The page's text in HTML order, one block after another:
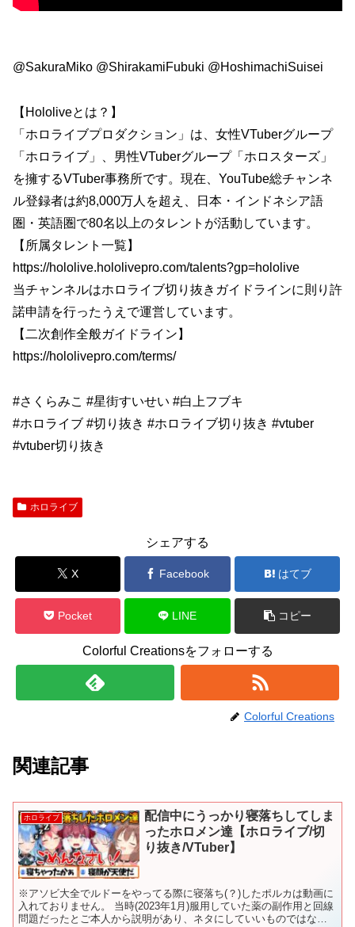
@SakuraMiko @ShirakamiFubuki @HoshimachiSuisei
【Hololiveとは？】
「ホロライブプロダクション」は、女性VTuberグループ
「ホロライブ」、男性VTuberグループ「ホロスターズ」
を擁するVTuber事務所です。現在、YouTube総チャンネ
ル登録者は約8,000万人を超え、日本・インドネシア語
圏・英語圏で80名以上のタレントが活動しています。
【所属タレント一覧】
https://hololive.hololivepro.com/talents?gp=hololive
当チャンネルはホロライブ切り抜きガイドラインに則り許
諾申請を行ったうえで運営しています。
【二次創作全般ガイドライン】
https://hololivepro.com/terms/
#さくらみこ #星街すいせい #白上フブキ
#ホロライブ #切り抜き #ホロライブ切り抜き #vtuber
#vtuber切り抜き
ホロライブ
シェアする
X Facebook はてブ
Pocket LINE コピー
Colorful Creationsをフォローする
Colorful Creations
関連記事
ホロライブ
配信中にうっかり寝落ちしてしま
ったホロメン達【ホロライブ/切
り抜き/VTuber】
※アソビ大全でルドーをやってる際に寝落ち(？)したポルカは動画に
入れておりません。 当時(2023年1月)服用していた薬の副作用と回線
問題だったとご本人から説明があり、ネタにしていいものではない